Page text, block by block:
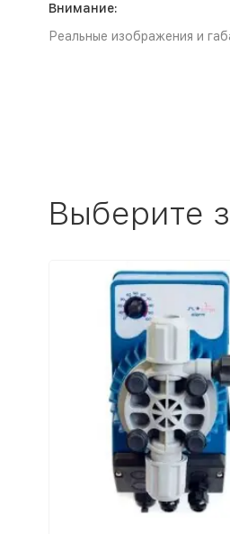
Внимание:
Реальные изображения и
Выберите